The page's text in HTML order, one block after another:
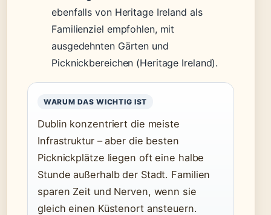
ebenfalls von Heritage Ireland als
Familienziel empfohlen, mit
ausgedehnten Gärten und
Picknickbereichen (Heritage Ireland).
WARUM DAS WICHTIG IST
Dublin konzentriert die meiste
Infrastruktur – aber die besten
Picknickplätze liegen oft eine halbe
Stunde außerhalb der Stadt. Familien
sparen Zeit und Nerven, wenn sie
gleich einen Küstenort ansteuern.